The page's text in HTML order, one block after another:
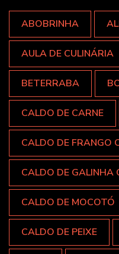
ABOBRINHA
AULA DE CULINÁRIA
BETERRABA
CALDO DE CARNE
CALDO DE FRANGO
CALDO DE GALINHA
CALDO DE MOCOTÓ
CALDO DE PEIXE